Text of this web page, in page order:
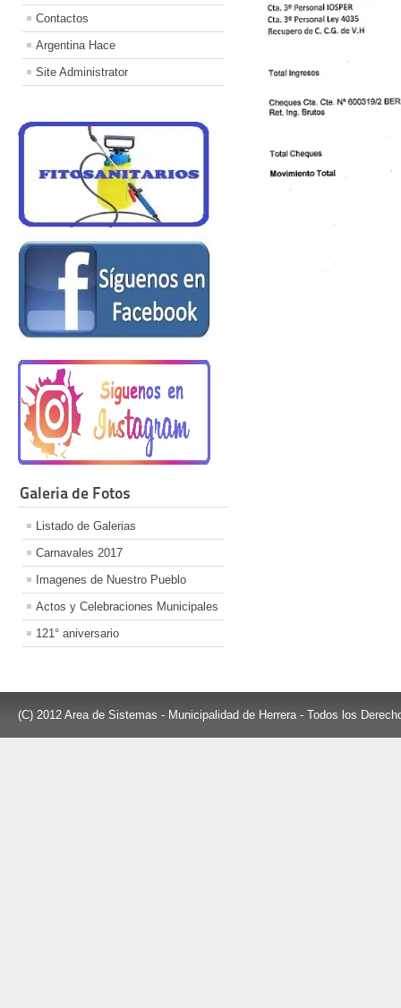
Contactos
Argentina Hace
Site Administrator
Galeria de Fotos
Listado de Galerias
Carnavales 2017
Imagenes de Nuestro Pueblo
Actos y Celebraciones Municipales
121° aniversario
(C) 2012 Area de Sistemas - Municipalidad de Herrera - Todos los